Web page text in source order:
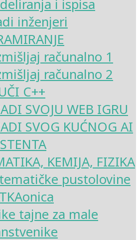
i ispisa
inženjeri
računalno 1
računalno 2
C++
SVOJU WEB IGRU
SVOG KUĆNOG AI
KEMIJA, FIZIKA
pustolovine
tajne za male